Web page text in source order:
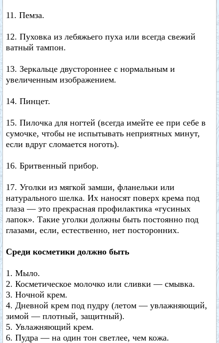
11. Пемза.
12. Пуховка из лебяжьего пуха или всегда свежий
ватный тампон.
13. Зеркальце двустороннее с нормальным и
увеличенным изображением.
14. Пинцет.
15. Пилочка для ногтей (всегда имейте ее при себе в
сумочке, чтобы не испытывать неприятных минут,
если вдруг сломается ноготь).
16. Бритвенный прибор.
17. Уголки из мягкой замши, фланельки или
натурального шелка. Их наносят поверх крема под
глаза — это прекрасная профилактика «гусиных
лапок». Такие уголки должны быть постоянно под
глазами, если, естественно, нет посторонних.
Среди косметики должно быть
1. Мыло.
2. Косметическое молочко или сливки — смывка.
3. Ночной крем.
4. Дневной крем под пудру (летом — увлажняющий,
зимой — плотный, защитный).
5. Увлажняющий крем.
6. Пудра — на один тон светлее, чем кожа.